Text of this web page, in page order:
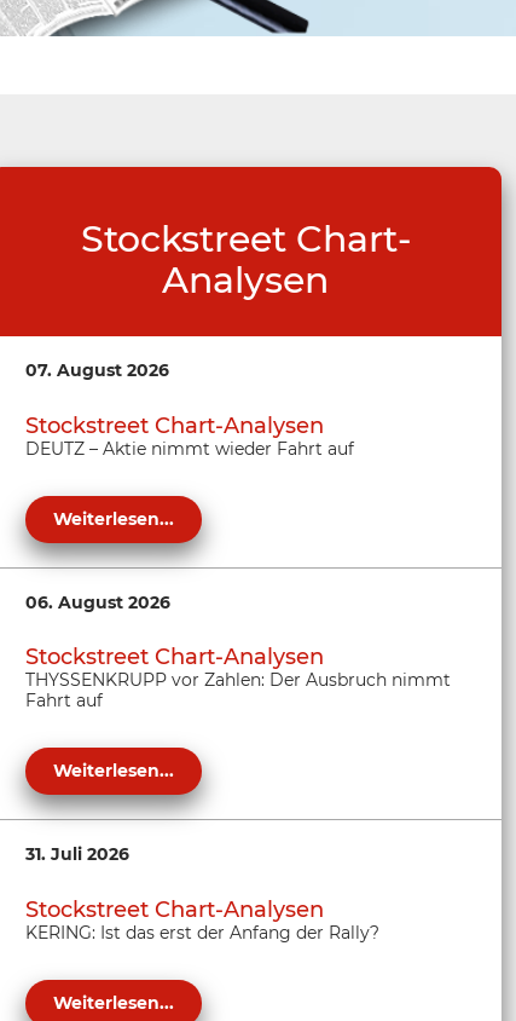
Stockstreet Chart-
Analysen
07. August 2026
Stockstreet Chart-Analysen
DEUTZ – Aktie nimmt wieder Fahrt auf
Weiterlesen...
06. August 2026
Stockstreet Chart-Analysen
THYSSENKRUPP vor Zahlen: Der Ausbruch nimmt
Fahrt auf
Weiterlesen...
31. Juli 2026
Stockstreet Chart-Analysen
KERING: Ist das erst der Anfang der Rally?
Weiterlesen...